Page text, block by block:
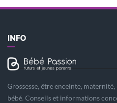
INFO
Grossesse, être enceinte,
bébé. Conseils et informations